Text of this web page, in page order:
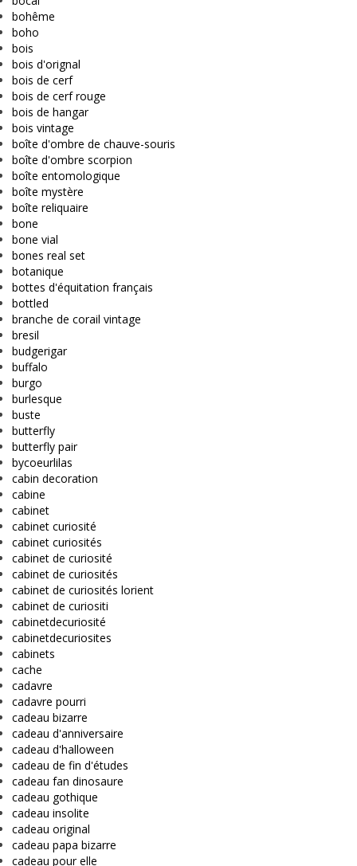
bohême
boho
bois
bois d'orignal
bois de cerf
bois de cerf rouge
bois de hangar
bois vintage
boîte d'ombre de chauve-souris
boîte d'ombre scorpion
boîte entomologique
boîte mystère
boîte reliquaire
bone
bone vial
bones real set
botanique
bottes d'équitation français
bottled
branche de corail vintage
bresil
budgerigar
buffalo
burgo
burlesque
buste
butterfly
butterfly pair
bycoeurlilas
cabin decoration
cabine
cabinet
cabinet curiosité
cabinet curiosités
cabinet de curiosité
cabinet de curiosités
cabinet de curiosités lorient
cabinet de curiositi
cabinetdecuriosité
cabinetdecuriosites
cabinets
cache
cadavre
cadavre pourri
cadeau bizarre
cadeau d'anniversaire
cadeau d'halloween
cadeau de fin d'études
cadeau fan dinosaure
cadeau gothique
cadeau insolite
cadeau original
cadeau papa bizarre
cadeau pour elle